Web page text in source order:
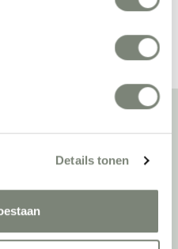
Details tonen
dat voor onze klanten te
En dat doen we niet alleen